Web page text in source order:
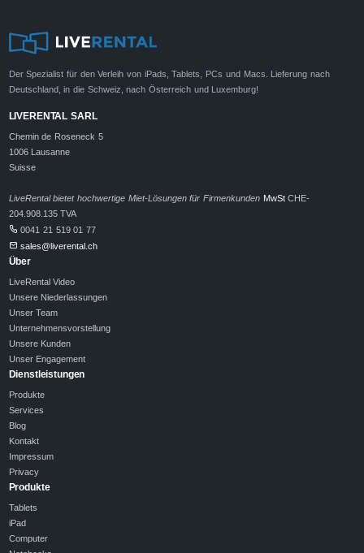
Der Spezialist für den Verleih von iPads, Tablets, PCs und Macs. Lieferung nach
Deutschland, in die Schweiz, nach Österreich und Luxemburg!
LIVERENTAL SARL
Chemin de Roseneck 5
1006 Lausanne
Suisse
LiveRental bietet hochwertige Miet-Lösungen für Firmenkunden MwStCHE-
204.908.135 TVA
0041 21 519 01 77
sales@liverental.ch
Über
LiveRental Video
Unsere Niederlassungen
Unser Team
Unternehmensvorstellung
Unsere Kunden
Unser Engagement
Dienstleistungen
Produkte
Services
Blog
Kontakt
Impressum
Privacy
Produkte
Tablets
iPad
Computer